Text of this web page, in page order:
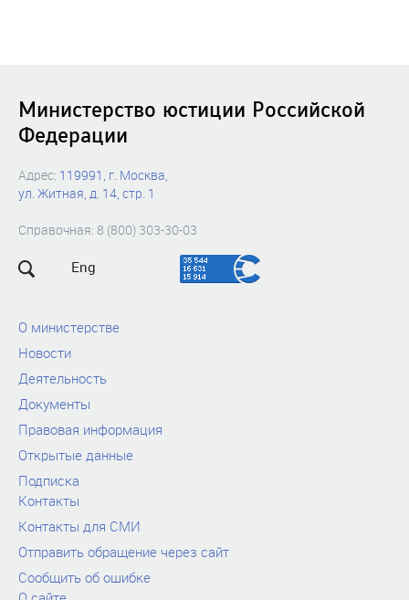
Министерство юстиции Российской
Федерации
Адрес: 119991, г. Москва,
ул. Житная, д. 14, стр. 1
Справочная: 8 (800) 303-30-03
Eng
О министерстве
Новости
Деятельность
Документы
Правовая информация
Открытые данные
Подписка
Контакты
Контакты для СМИ
Отправить обращение через сайт
Сообщить об ошибке